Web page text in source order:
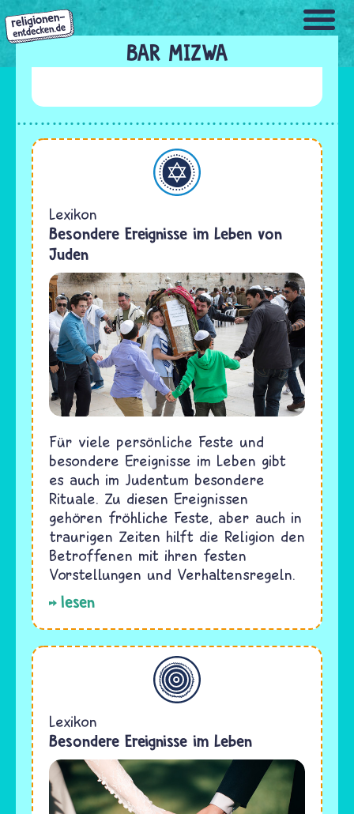
Direkt
zum
Inhalt
BAR MIZWA
Judentum
Lexikon
Besondere Ereignisse im Leben von
Juden
Für viele persönliche Feste und
besondere Ereignisse im Leben gibt
es auch im Judentum besondere
Rituale. Zu diesen Ereignissen
gehören fröhliche Feste, aber auch in
traurigen Zeiten hilft die Religion den
Betroffenen mit ihren festen
Vorstellungen und Verhaltensregeln.
lesen
Allgemein
Lexikon
Besondere Ereignisse im Leben